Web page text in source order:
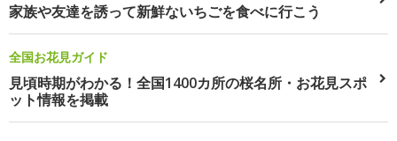
家族や友達を誘って新鮮ないちごを食べに行こう
全国お花見ガイド
見頃時期がわかる！全国1400カ所の桜名所・お花見スポ
ット情報を掲載